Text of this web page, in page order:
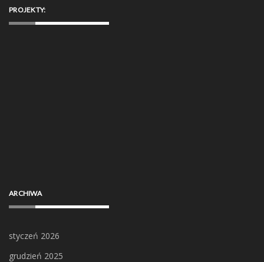
PROJEKTY:
ARCHIWA
styczeń 2026
grudzień 2025